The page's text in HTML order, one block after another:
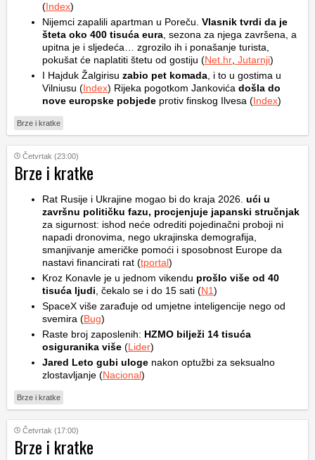
(Index)
Nijemci zapalili apartman u Poreču. Vlasnik tvrdi da je
šteta oko 400 tisuća eura , sezona za njega završena, a
upitna je i sljedeća… zgrozilo ih i ponašanje turista,
pokušat će naplatiti štetu od gostiju (Net.hr Jutarnji)
I Hajduk Žalgirisu zabio pet komada , i to u gostima u
Vilniusu (Index) Rijeka pogotkom Jankovića došla do
nove europske pobjede protiv finskog Ilvesa (Index)
Brze i kratke
Četvrtak (23:00)
Brze i kratke
Rat Rusije i Ukrajine mogao bi do kraja 2026. ući u
završnu političku fazu, procjenjuje japanski stručnjak
za sigurnost: ishod neće odrediti pojedinačni proboji ni
napadi dronovima, nego ukrajinska demografija,
smanjivanje američke pomoći i sposobnost Europe da
nastavi financirati rat (tportal)
Kroz Konavle je u jednom vikendu prošlo više od 40
tisuća ljudi , čekalo se i do 15 sati (N1)
SpaceX više zarađuje od umjetne inteligencije nego od
svemira (Bug)
Raste broj zaposlenih: HZMO bilježi 14 tisuća
osiguranika više (Lider)
Jared Leto gubi uloge nakon optužbi za seksualno
zlostavljanje (Nacional)
Brze i kratke
Četvrtak (17:00)
Brze i kratke